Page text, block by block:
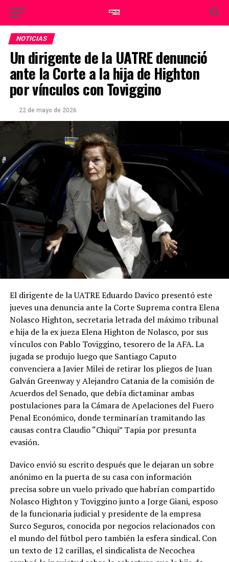
NOTICIAS
Un dirigente de la UATRE denunció
ante la Corte a la hija de Highton
por vínculos con Toviggino
22 de mayo de 2026
El dirigente de la UATRE Eduardo Davico presentó este
jueves una denuncia ante la Corte Suprema contra Elena
Nolasco Highton, secretaria letrada del máximo tribunal
e hija de la ex jueza Elena Highton de Nolasco, por sus
vínculos con Pablo Toviggino, tesorero de la AFA. La
jugada se produjo luego que Santiago Caputo
convenciera a Javier Milei de retirar los pliegos de Juan
Galván Greenway y Alejandro Catania de la comisión de
Acuerdos del Senado, que debía dictaminar ambas
postulaciones para la Cámara de Apelaciones del Fuero
Penal Económico, donde terminarían tramitando las
causas contra Claudio “Chiqui” Tapia por presunta
evasión.
Davico envió su escrito después que le dejaran un sobre
anónimo en la puerta de su casa con información
precisa sobre un vuelo privado que habrían compartido
Nolasco Highton y Toviggino junto a Jorge Giani, esposo
de la funcionaria judicial y presidente de la empresa
Surco Seguros, conocida por negocios relacionados con
el mundo del fútbol pero también la esfera sindical. Con
un texto de 12 carillas, el sindicalista de Necochea